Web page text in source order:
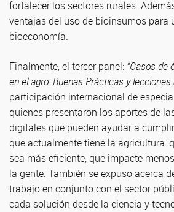
fortalecer los sectores rurales.
ventajas del uso de bioinsumos para
bioeconomía.
Finalmente, el tercer panel: “Casos de
en el agro: Buenas Prácticas y lecciones
participación internacional de
quienes presentaron los aportes de
digitales que pueden ayudar a
que actualmente tiene la agricultura:
sea más eficiente, que impacte
la gente. También se expuso acerca
trabajo en conjunto con el sector
cada solución desde la ciencia y